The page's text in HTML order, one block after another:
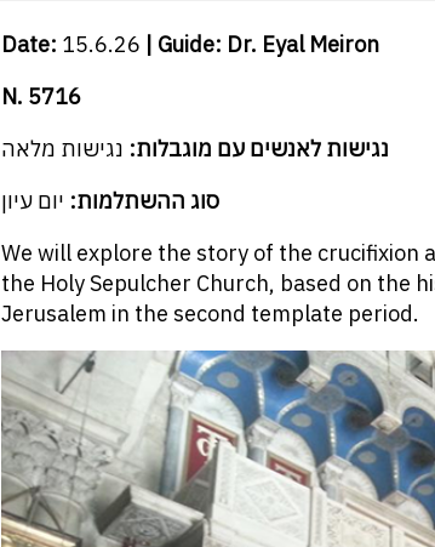
Date: 15.6.26 | Guide: Dr. Eyal Meiron
N. 5716
נגישות לאנשים עם מוגבלות: נגישות מלאה
סוג ההשתלמות: יום עיון
We will explore the story of the crucifixion
the Holy Sepulcher Church, based on the
Jerusalem in the second template period.